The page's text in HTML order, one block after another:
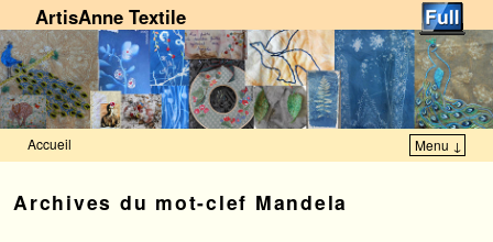
ArtisAnne Textile
Accueil Menu ↓
Archives du mot-clef Mandela